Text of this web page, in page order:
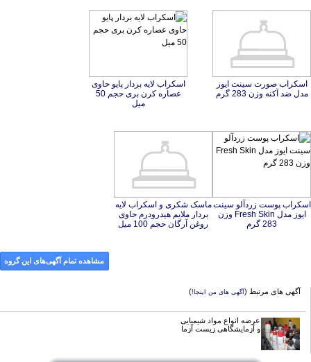
اسکراب صورت سینت ایوز
مدل ضد آکنه وزن 283 گرم
اسکراب لایه بردار پایو حاوی
عصاره کرن بری حجم 50
میل
اسکراب پوست زردآلو سینت
ایوز مدل Fresh Skin وزن
283 گرم
ماسک شکری و اسکراب لایه
بردار ملایم هیدرودرم حاوی
روغن آرگان حجم 100 میل
مشاهده تمام آگهی‌های این گروه
آگهی های مرتبط (آگهی های من اینجا!)
عرضه انواع مواد شیمیایی
و آزمایشگاهی زیست آزما